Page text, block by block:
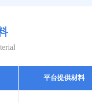
平台提供材料